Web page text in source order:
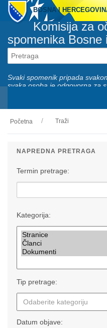
BOSNA I
Komisija za
spomenika Bosne
Svaki spomenik pripada
svaka osoba je odgovorna za
O nama
Aktivnosti
Servisi
Multimedija
Početna Traži
NAPREDNA PRETRAGA
Termin pretrage:
Kategorija:
Tip pretrage:
Datum objave: